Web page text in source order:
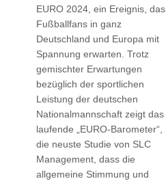
EURO 2024, ein Ereignis, das
Fußballfans in ganz
Deutschland und Europa mit
Spannung erwarten. Trotz
gemischter Erwartungen
bezüglich der sportlichen
Leistung der deutschen
Nationalmannschaft zeigt das
laufende „EURO-Barometer“,
die neuste Studie von SLC
Management, dass die
allgemeine Stimmung und